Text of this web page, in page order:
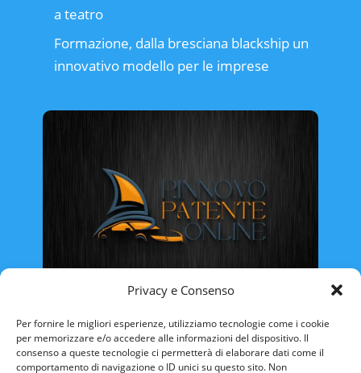
Privacy e Consenso
Per fornire le migliori esperienze, utilizziamo tecnologie come i cookie
per memorizzare e/o accedere alle informazioni del dispositivo. Il
consenso a queste tecnologie ci permetterà di elaborare dati come il
comportamento di navigazione o ID unici su questo sito. Non
a teatro
Formazione, dalla bresciana blackship un
innovativo modello per le imprese